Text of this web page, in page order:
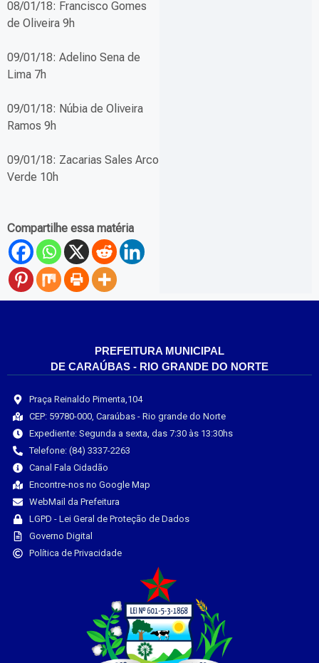
08/01/18: Francisco Gomes
de Oliveira 9h
09/01/18: Adelino Sena de
Lima 7h
09/01/18: Núbia de Oliveira
Ramos 9h
09/01/18: Zacarias Sales Arco
Verde 10h
Compartilhe essa matéria
PREFEITURA MUNICIPAL
DE CARAÚBAS - RIO GRANDE DO NORTE
Praça Reinaldo Pimenta,104
CEP: 59780-000, Caraúbas - Rio grande do Norte
Expediente: Segunda a sexta, das 7:30 às 13:30hs
Telefone: (84) 3337-2263
Canal Fala Cidadão
Encontre-nos no Google Map
WebMail da Prefeitura
LGPD - Lei Geral de Proteção de Dados
Governo Digital
Política de Privacidade